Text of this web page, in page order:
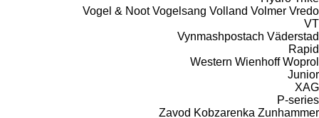
Vogel & Noot Vogelsang Volland Volmer Vredo
VT
Vynmashpostach Väderstad
Rapid
Western Wienhoff Woprol
Junior
XAG
P-series
Zavod Kobzarenka Zunhammer